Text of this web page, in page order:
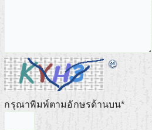
กรุณาพิมพ์ตามอักษรด้านบน*